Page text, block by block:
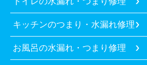
キッチンのつまり・水漏れ修理
お風呂の水漏れ・つまり修理